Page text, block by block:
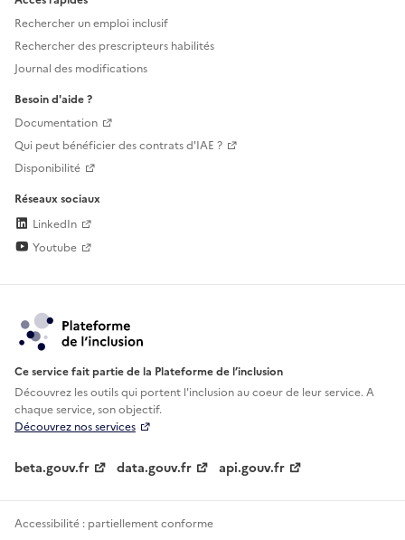
Rechercher un emploi inclusif
Rechercher des prescripteurs habilités
Journal des modifications
Besoin d'aide ?
Documentation
Qui peut bénéficier des contrats d'IAE ?
Disponibilité
Réseaux sociaux
LinkedIn
Youtube
Ce service fait partie de la Plateforme de l’inclusion
Découvrez les outils qui portent l'inclusion aucoeur de leur service. A
chaque service, son objectif.
Découvrez nos services
beta.gouv.fr data.gouv.fr api.gouv.fr
Accessibilité : partiellement conforme